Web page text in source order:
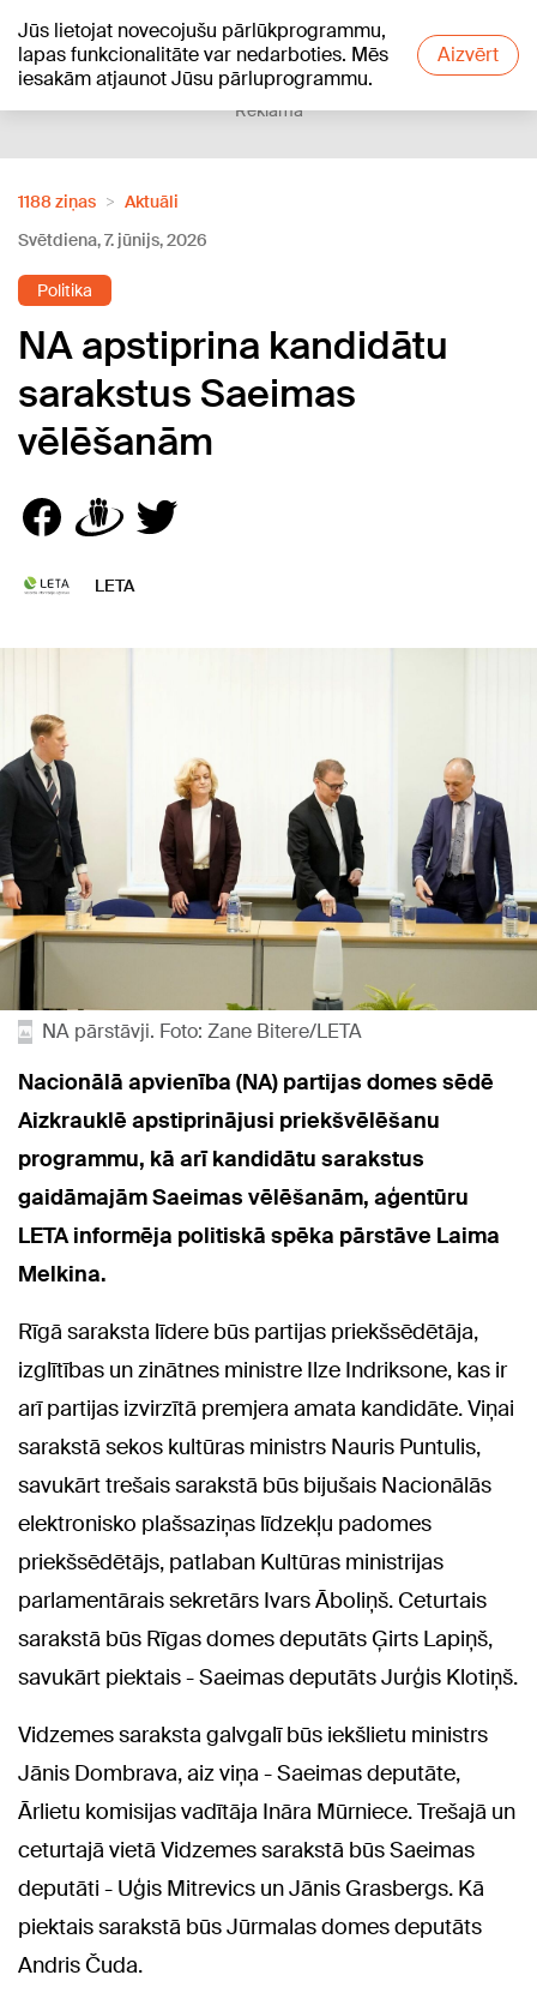
Jūs lietojat novecojušu pārlūkprogrammu,
lapas funkcionalitāte var nedarboties. Mēs
iesakām atjaunot Jūsu pārluprogrammu.
Aizvērt
+17°C
Reklāma
1188 ziņas
Aktuāli
Svētdiena, 7. jūnijs, 2026
Politika
NA apstiprina kandidātu
sarakstus Saeimas
vēlēšanām
LETA
NA pārstāvji. Foto: Zane Bitere/LETA
Nacionālā apvienība (NA) partijas domes sēdē
Aizkrauklē apstiprinājusi priekšvēlēšanu
programmu, kā arī kandidātu sarakstus
gaidāmajām Saeimas vēlēšanām, aģentūru
LETA informēja politiskā spēka pārstāve Laima
Melkina.
Rīgā saraksta līdere būs partijas priekšsēdētāja,
izglītības un zinātnes ministre Ilze Indriksone, kas ir
arī partijas izvirzītā premjera amata kandidāte. Viņai
sarakstā sekos kultūras ministrs Nauris Puntulis,
savukārt trešais sarakstā būs bijušais Nacionālās
elektronisko plašsaziņas līdzekļu padomes
priekšsēdētājs, patlaban Kultūras ministrijas
parlamentārais sekretārs Ivars Āboliņš. Ceturtais
sarakstā būs Rīgas domes deputāts Ģirts Lapiņš,
savukārt piektais - Saeimas deputāts Jurģis Klotiņš.
Vidzemes saraksta galvgalī būs iekšlietu ministrs
Jānis Dombrava, aiz viņa - Saeimas deputāte,
Ārlietu komisijas vadītāja Ināra Mūrniece. Trešajā un
ceturtajā vietā Vidzemes sarakstā būs Saeimas
deputāti - Uģis Mitrevics un Jānis Grasbergs. Kā
piektais sarakstā būs Jūrmalas domes deputāts
Andris Čuda.